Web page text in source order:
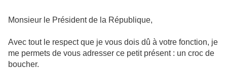
Monsieur le Président de la République,
Avec tout le respect que je vous dois dû à votre fonction, je
me permets de vous adresser ce petit présent : un croc de
boucher.